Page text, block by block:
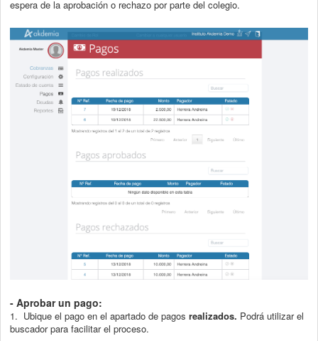
espera de la aprobación o rechazo por parte del colegio.
- Aprobar un pago:
1. Ubique el pago en el apartado de pagos realizados. Podrá utilizar el
buscador para facilitar el proceso.